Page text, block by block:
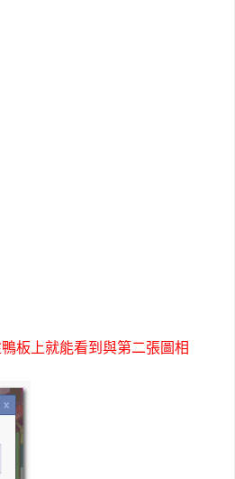
板上就能看到與第二張圖相